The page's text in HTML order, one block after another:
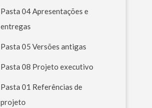
Pasta 04 Apresentações e
entregas
Pasta 05 Versões antigas
Pasta 08 Projeto executivo
Pasta 01 Referências de
projeto